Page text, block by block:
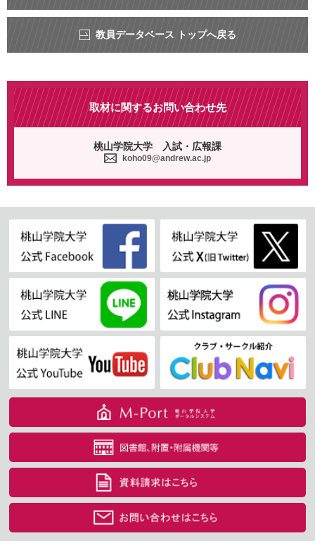
教員データベース トップへ戻る
取材に関するお問い合わせ先
桃山学院大学 入試・広報課
koho09@andrew.ac.jp